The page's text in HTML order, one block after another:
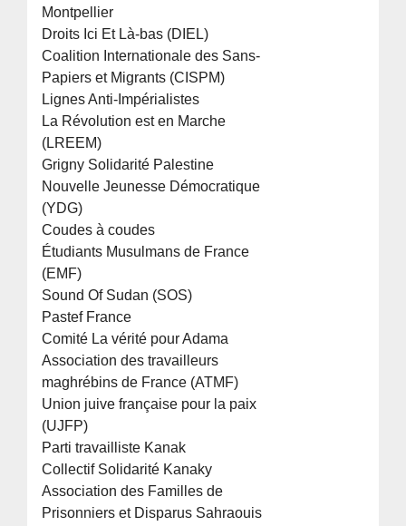
Montpellier
Droits Ici Et Là-bas (DIEL)
Coalition Internationale des Sans-
Papiers et Migrants (CISPM)
Lignes Anti-Impérialistes
La Révolution est en Marche
(LREEM)
Grigny Solidarité Palestine
Nouvelle Jeunesse Démocratique
(YDG)
Coudes à coudes
Étudiants Musulmans de France
(EMF)
Sound Of Sudan (SOS)
Pastef France
Comité La vérité pour Adama
Association des travailleurs
maghrébins de France (ATMF)
Union juive française pour la paix
(UJFP)
Parti travailliste Kanak
Collectif Solidarité Kanaky
Association des Familles de
Prisonniers et Disparus Sahraouis